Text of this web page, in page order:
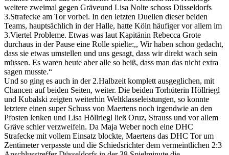
weitere zweimal gegen Gräveund Lisa Nolte schoss Düsseldorfs
3.Strafecke am Tor vorbei. In den letzten Duellen dieser beiden
Teams, hauptsächlich in der Halle, hatte Köln häufiger vor allem im
3.Viertel Probleme. Etwas was laut Kapitänin Rebecca Grote
durchaus in der Pause eine Rolle spielte:,, Wir haben schon gedacht,
dass sie etwas umstellen und uns gesagt, dass wir direkt wach sein
müssen. Es waren heute aber alle so heiß, dass man das nicht extra
sagen musste.“
Und so ging es auch in der 2.Halbzeit komplett ausgeglichen, mit
Chancen auf beiden Seiten, weiter. Die beiden Torhüterin Höllriegl
und Kubalski zeigten weiterhin Weltklasseleistungen, so konnte
letztere einen super Schuss von Maertens noch irgendwie an den
Pfosten lenken und Lisa Höllriegl ließ Oruz, Strauss und vor allem
Gräve schier verzweifeln. Da Maja Weber noch eine DHC
Strafecke mit vollem Einsatz blockte, Maertens das DHC Tor um
Zentimeter verpasste und die Schiedsrichter dem vermeintlichen 2:3